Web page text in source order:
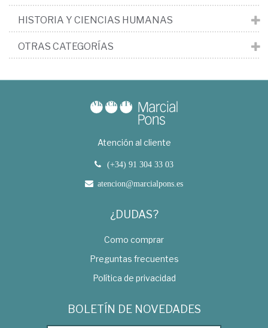
HISTORIA Y CIENCIAS HUMANAS
OTRAS CATEGORÍAS
Atención al cliente
(+34) 91 304 33 03
atencion@marcialpons.es
¿DUDAS?
Como comprar
Preguntas frecuentes
Política de privacidad
BOLETÍN DE NOVEDADES